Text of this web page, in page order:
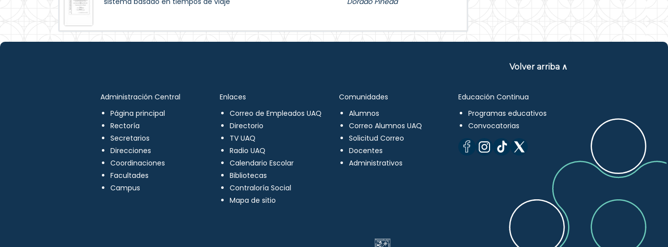
Volver arriba ∧
Administración Central
Página principal
Rectoría
Secretarios
Direcciones
Coordinaciones
Facultades
Campus
Enlaces
Correo de Empleados UAQ
Directorio
TV UAQ
Radio UAQ
Calendario Escolar
Bibliotecas
Contraloría Social
Mapa de sitio
Comunidades
Alumnos
Correo Alumnos UAQ
Solicitud Correo
Docentes
Administrativos
Educación Continua
Programas educativos
Convocatorias